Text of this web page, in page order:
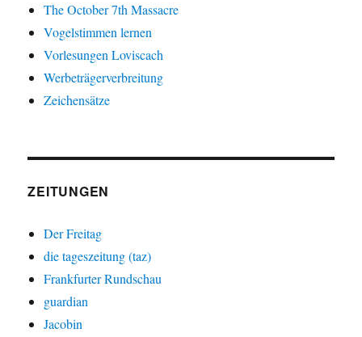
The October 7th Massacre
Vogelstimmen lernen
Vorlesungen Loviscach
Werbeträgerverbreitung
Zeichensätze
ZEITUNGEN
Der Freitag
die tageszeitung (taz)
Frankfurter Rundschau
guardian
Jacobin